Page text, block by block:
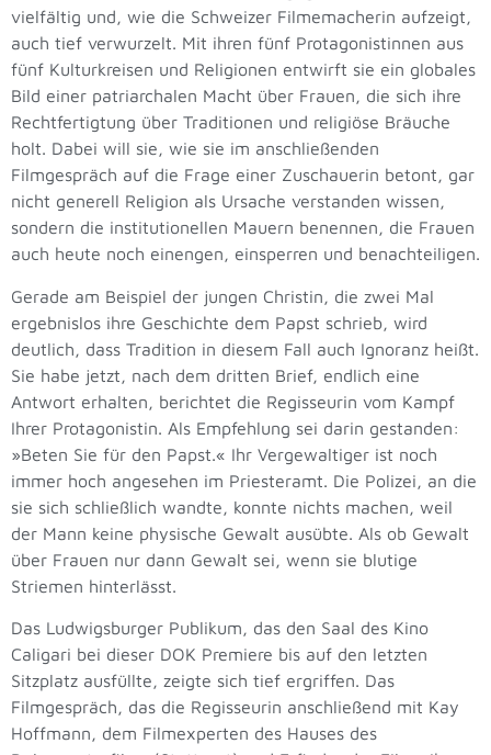
vielfältig und, wie die Schweizer Filmemacherin aufzeigt,
auch tief verwurzelt. Mit ihren fünf Protagonistinnen aus
fünf Kulturkreisen und Religionen entwirft sie ein globales
Bild einer patriarchalen Macht über Frauen, die sich ihre
Rechtfertigtung über Traditionen und religiöse Bräuche
holt. Dabei will sie, wie sie im anschließenden
Filmgespräch auf die Frage einer Zuschauerin betont, gar
nicht generell Religion als Ursache verstanden wissen,
sondern die institutionellen Mauern benennen, die Frauen
auch heute noch einengen, einsperren und benachteiligen.
Gerade am Beispiel der jungen Christin, die zwei Mal
ergebnislos ihre Geschichte dem Papst schrieb, wird
deutlich, dass Tradition in diesem Fall auch Ignoranz heißt.
Sie habe jetzt, nach dem dritten Brief, endlich eine
Antwort erhalten, berichtet die Regisseurin vom Kampf
Ihrer Protagonistin. Als Empfehlung sei darin gestanden:
»Beten Sie für den Papst.« Ihr Vergewaltiger ist noch
immer hoch angesehen im Priesteramt. Die Polizei, an die
sie sich schließlich wandte, konnte nichts machen, weil
der Mann keine physische Gewalt ausübte. Als ob Gewalt
über Frauen nur dann Gewalt sei, wenn sie blutige
Striemen hinterlässt.
Das Ludwigsburger Publikum, das den Saal des Kino
Caligari bei dieser DOK Premiere bis auf den letzten
Sitzplatz ausfüllte, zeigte sich tief ergriffen. Das
Filmgespräch, das die Regisseurin anschließend mit Kay
Hoffmann, dem Filmexperten des Hauses des